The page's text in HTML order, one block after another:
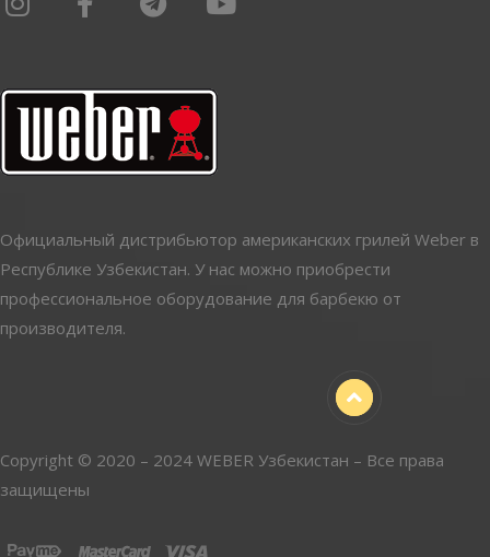
Официальный дистрибьютор американских грилей Weber в
Республике Узбекистан. У нас можно приобрести
профессиональное оборудование для барбекю от
производителя.
Copyright © 2020 – 2024 WEBER Узбекистан – Все права
защищены